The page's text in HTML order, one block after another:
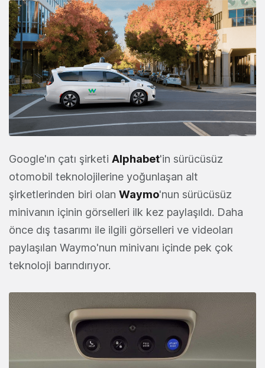
Google'ın çatı şirketi Alphabet'in sürücüsüz
otomobil teknolojilerine yoğunlaşan alt
şirketlerinden biri olan Waymo'nun sürücüsüz
minivanın içinin görselleri ilk kez paylaşıldı. Daha
önce dış tasarımı ile ilgili görselleri ve videoları
paylaşılan Waymo'nun minivanı içinde pek çok
teknoloji barındırıyor.